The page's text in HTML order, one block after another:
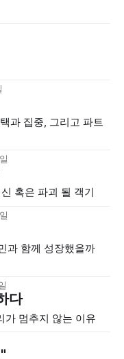
과 집중, 그리고 파트
혹은 파괴 될 객기
과 함께 성장했을까
다
가 멈추지 않는 이유